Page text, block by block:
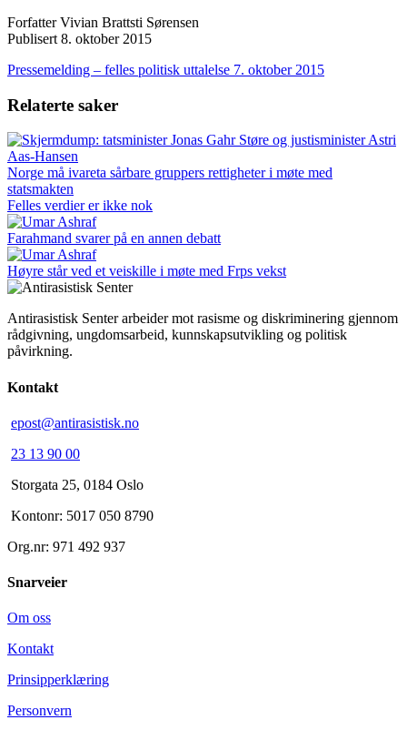
Forfatter Vivian Brattsti Sørensen
Publisert 8. oktober 2015
Pressemelding – felles politisk uttalelse 7. oktober 2015
Relaterte saker
Norge må ivareta sårbare gruppers rettigheter i møte med
statsmakten
Felles verdier er ikke nok
Farahmand svarer på en annen debatt
Høyre står ved et veiskille i møte med Frps vekst
Antirasistisk Senter arbeider mot rasisme og diskriminering gjennom
rådgivning, ungdomsarbeid, kunnskapsutvikling og politisk
påvirkning.
Kontakt
epost@antirasistisk.no
23 13 90 00
Storgata 25, 0184 Oslo
Kontonr: 5017 050 8790
Org.nr: 971 492 937
Snarveier
Om oss
Kontakt
Prinsipperklæring
Personvern